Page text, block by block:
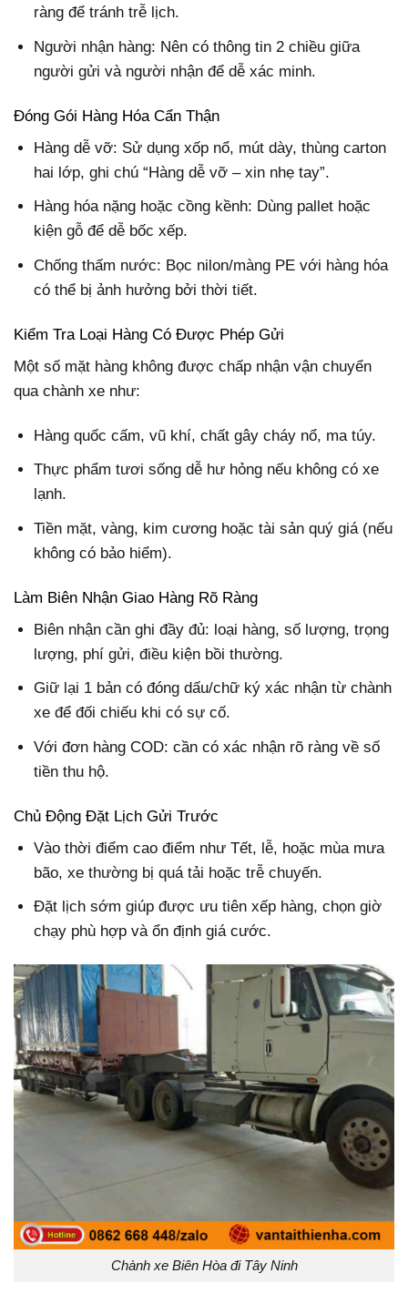
ràng để tránh trễ lịch.
Người nhận hàng: Nên có thông tin 2 chiều giữa
người gửi và người nhận để dễ xác minh.
Đóng Gói Hàng Hóa Cẩn Thận
Hàng dễ vỡ: Sử dụng xốp nổ, mút dày, thùng carton
hai lớp, ghi chú “Hàng dễ vỡ – xin nhẹ tay”.
Hàng hóa nặng hoặc cồng kềnh: Dùng pallet hoặc
kiện gỗ để dễ bốc xếp.
Chống thấm nước: Bọc nilon/màng PE với hàng hóa
có thể bị ảnh hưởng bởi thời tiết.
Kiểm Tra Loại Hàng Có Được Phép Gửi
Một số mặt hàng không được chấp nhận vận chuyển
qua chành xe như:
Hàng quốc cấm, vũ khí, chất gây cháy nổ, ma túy.
Thực phẩm tươi sống dễ hư hỏng nếu không có xe
lạnh.
Tiền mặt, vàng, kim cương hoặc tài sản quý giá (nếu
không có bảo hiểm).
Làm Biên Nhận Giao Hàng Rõ Ràng
Biên nhận cần ghi đầy đủ: loại hàng, số lượng, trọng
lượng, phí gửi, điều kiện bồi thường.
Giữ lại 1 bản có đóng dấu/chữ ký xác nhận từ chành
xe để đối chiếu khi có sự cố.
Với đơn hàng COD: cần có xác nhận rõ ràng về số
tiền thu hộ.
Chủ Động Đặt Lịch Gửi Trước
Vào thời điểm cao điểm như Tết, lễ, hoặc mùa mưa
bão, xe thường bị quá tải hoặc trễ chuyến.
Đặt lịch sớm giúp được ưu tiên xếp hàng, chọn giờ
chạy phù hợp và ổn định giá cước.
Chành xe Biên Hòa đi Tây Ninh